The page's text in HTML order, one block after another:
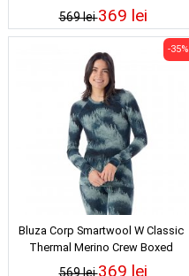
Heather 24/25
569 lei369 lei
Bluza Corp Smartwool W Classic
Thermal Merino Crew Boxed
Twilight Foggy Pines 24/25
569 lei
-35%
369 lei